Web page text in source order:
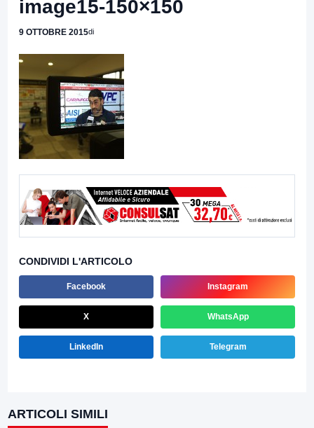
image15-150×150
9 OTTOBRE 2015di
CONDIVIDI L'ARTICOLO
Facebook Instagram
X WhatsApp
LinkedIn Telegram
ARTICOLI SIMILI